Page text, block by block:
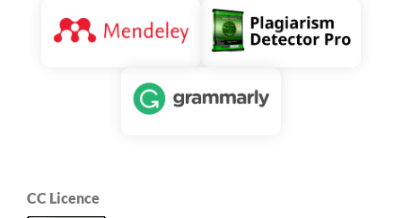
CC Licence